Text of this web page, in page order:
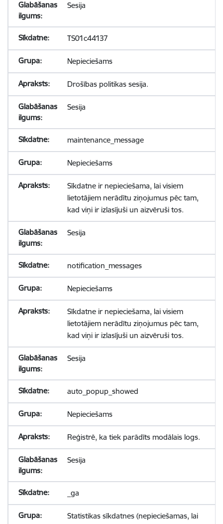
Sesija
TS01c44137
Nepieciešams
Drošības politikas sesija.
Sesija
maintenance_message
Nepieciešams
Sīkdatne ir nepieciešama, lai visiem
lietotājiem nerādītu ziņojumus pēc tam,
kad viņi ir izlasījuši un aizvēruši tos.
Sesija
notification_messages
Nepieciešams
Sīkdatne ir nepieciešama, lai visiem
lietotājiem nerādītu ziņojumus pēc tam,
kad viņi ir izlasījuši un aizvēruši tos.
Sesija
auto_popup_showed
Nepieciešams
Reģistrē, ka tiek parādīts modālais logs.
Sesija
_ga
Statistikas sīkdatnes (nepieciešamas, lai